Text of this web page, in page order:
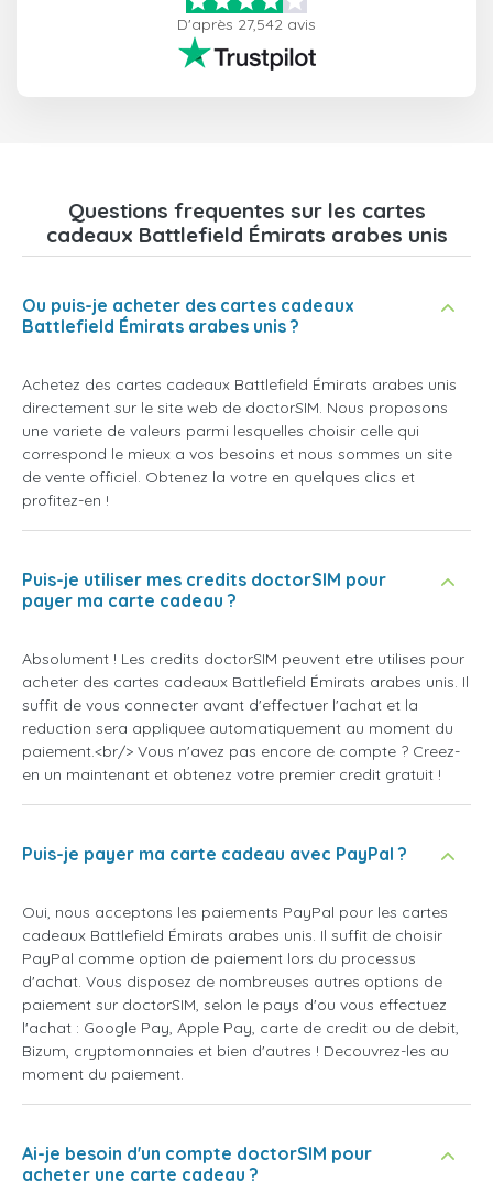
D'après 27,542 avis
Questions frequentes sur les cartes
cadeaux Battlefield Émirats arabes unis
Ou puis-je acheter des cartes cadeaux
Battlefield Émirats arabes unis ?
Achetez des cartes cadeaux Battlefield Émirats arabes unis
directement sur le site web de doctorSIM. Nous proposons
une variete de valeurs parmi lesquelles choisir celle qui
correspond le mieux a vos besoins et nous sommes un site
de vente officiel. Obtenez la votre en quelques clics et
profitez-en !
Puis-je utiliser mes credits doctorSIM pour
payer ma carte cadeau ?
Absolument ! Les credits doctorSIM peuvent etre utilises pour
acheter des cartes cadeaux Battlefield Émirats arabes unis. Il
suffit de vous connecter avant d'effectuer l'achat et la
reduction sera appliquee automatiquement au moment du
paiement.<br/> Vous n'avez pas encore de compte ? Creez-
en un maintenant et obtenez votre premier credit gratuit !
Puis-je payer ma carte cadeau avec PayPal ?
Oui, nous acceptons les paiements PayPal pour les cartes
cadeaux Battlefield Émirats arabes unis. Il suffit de choisir
PayPal comme option de paiement lors du processus
d'achat. Vous disposez de nombreuses autres options de
paiement sur doctorSIM, selon le pays d'ou vous effectuez
l'achat : Google Pay, Apple Pay, carte de credit ou de debit,
Bizum, cryptomonnaies et bien d'autres ! Decouvrez-les au
moment du paiement.
Ai-je besoin d'un compte doctorSIM pour
acheter une carte cadeau ?